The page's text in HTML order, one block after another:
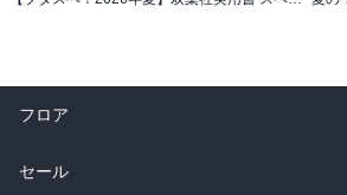
フロア
総合
セール